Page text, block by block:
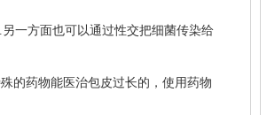
一方面也可以通过性交把细菌传染给
药物能医治包皮过长的，使用药物